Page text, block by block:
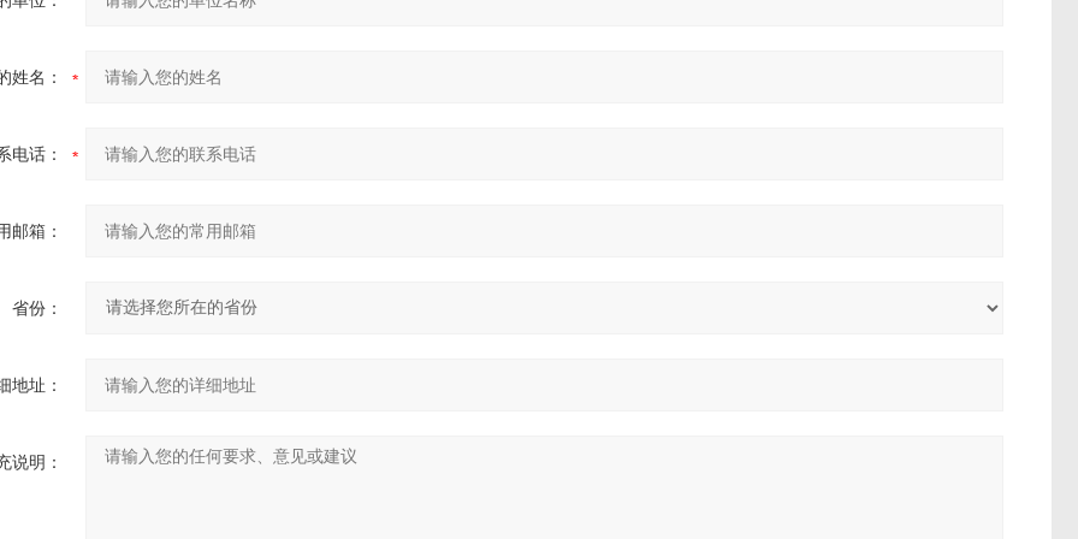
姓名：
电话：
邮箱：
省份：
地址：
说明：